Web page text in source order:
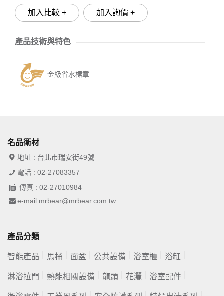
加入比較 + 加入詢價 +
產品技術與特色
金級省水標章
名品衛材
地址 : 台北市瑞安街49號
電話 : 02-27083357
傳真 : 02-27010984
e-mail:mrbear@mrbear.com.tw
產品分類
智能產品 馬桶 面盆 公共設備 浴室櫃 浴缸
淋浴拉門 熱能相關設備 龍頭 花灑 浴室配件